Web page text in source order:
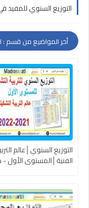
التوزيع السنوي للمفيد في
أخر المواضيع من قسم :
التوزيع السنوي│عالم
الفنية│المستوى الأول